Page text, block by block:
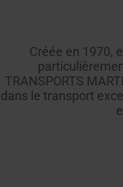
Créée en 1970,
TRANSPORTS
dans le transport